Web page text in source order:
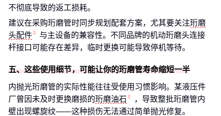
不彻底导致的返工损耗。
建议在采购珩磨管时同步规划配套方案，尤其要关注珩磨
头配件
与主设备的兼容性。不同品牌的机动珩磨头连接
杆接口可能存在差异，临时更换可能导致停机等待。
五、这些使用细节，可能让你的珩磨管寿命缩短一半
内抛光珩磨管的实际性能往往受使用习惯影响。某液压件
厂曾因未及时更换磨损的珩磨油石
，导致整批珩磨管内
壁出现螺旋纹——这种损伤无法通过简单抛光修复。